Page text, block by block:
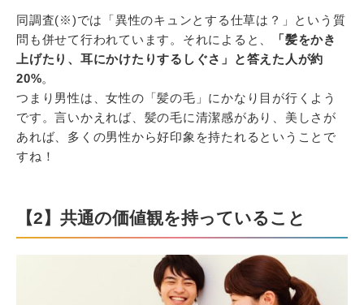
同調査(※)では「異性のキュンとする仕草は？」という質
問も併せて行われています。それによると、
「髪をかき
上げたり、耳にかけたりするしぐさ」と答えた人が約
20%。
つまり男性は、女性の「髪の毛」にかなり目が行くよう
です。言いかえれば、髪の毛に清潔感があり、美しさが
あれば、多くの男性から好印象を持たれるということで
すね！
【2】共通の価値観を持っていること